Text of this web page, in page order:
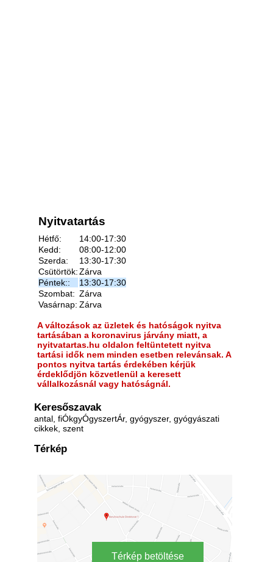
Nyitvatartás
Hétfő:
14:00-17:30
Kedd:
08:00-12:00
Szerda:
13:30-17:30
Csütörtök:Zárva
Péntek::
13:30-17:30
Szombat: Zárva
Vasárnap: Zárva
A változások az üzletek és hatóságok nyitva
tartásában a koronavirus járvány miatt, a
nyitvatartas.hu oldalon feltüntetett nyitva
tartási idők nem minden esetben relevánsak. A
pontos nyitva tartás érdekében kérjük
érdeklődjön közvetlenül a keresett
vállalkozásnál vagy hatóságnál.
Keresőszavak
antal, fiÓkgyÓgyszertÁr, gyógyszer, gyógyászati
cikkek, szent
Térkép
Térkép betöltése